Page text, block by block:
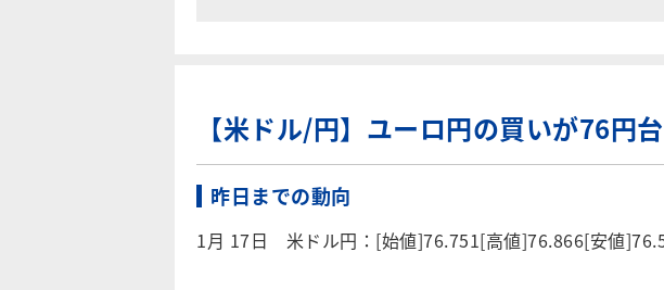
【米ドル/円】ユーロ円の買いが76円
昨日までの動向
1月 17日 米ドル円：[始値]76.751[高値]76.866[安値